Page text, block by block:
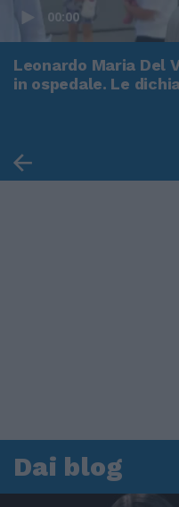
00:00
Leonardo Maria Del
in ospedale. Le
Dai blog